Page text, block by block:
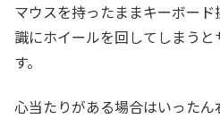
マウスを持ったままキーボー
識にホイールを回してしまう
す。
心当たりがある場合はいった